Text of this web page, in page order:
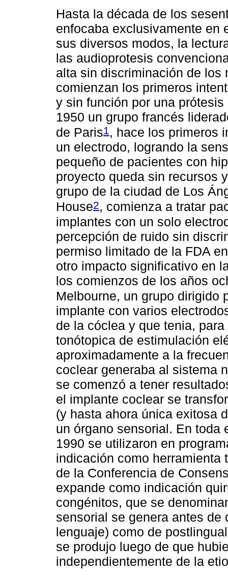
Hasta la década de los
enfocaba exclusivamente en
sus diversos modos, la
las audioprotesis
alta sin discriminación de los
comienzan los primeros
y sin función por una
1950 un grupo francés
de Paris1, hace los primeros
un electrodo, logrando la
pequeño de pacientes con
proyecto queda sin recursos
grupo de la ciudad de Los
House2, comienza a tratar
implantes con un solo
percepción de ruido sin
permiso limitado de la FDA
otro impacto significativo en
los comienzos de los años
Melbourne, un grupo dirigido
implante con varios
de la cóclea y que tenia,
tonótopica de estimulación
aproximadamente a la
coclear generaba al sistema
se comenzó a tener
el implante coclear se
(y hasta ahora única exitosa
un órgano sensorial. En toda
1990 se utilizaron en
indicación como herramienta
de la Conferencia de
expande como indicación
congénitos, que se
sensorial se genera antes de
lenguaje) como de
se produjo luego de que
independientemente de la